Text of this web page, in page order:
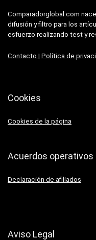
Comparadorglobal.com
difusión y filtro para los
esfuerzo realizando test y
Contacto | Política de
Cookies
Cookies de la página
Acuerdos operativos
Declaración de afiliados
Aviso Legal